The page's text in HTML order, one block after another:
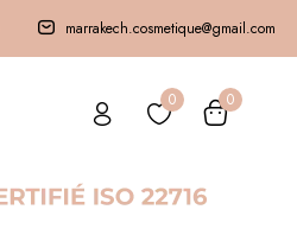
marrakech.cosmetique@gmail.com
0 0